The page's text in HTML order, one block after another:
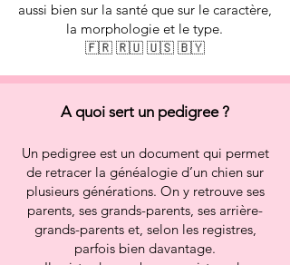
aussi bien sur la santé que sur le caractère,
la morphologie et le type.
🇫🇷 🇷🇺 🇺🇸 🇧🇾
A quoi sert un pedigree ?
Un pedigree est un document qui permet
de retracer la généalogie d’un chien sur
plusieurs générations. On y retrouve ses
parents, ses grands-parents, ses arrière-
grands-parents et, selon les registres,
parfois bien davantage.